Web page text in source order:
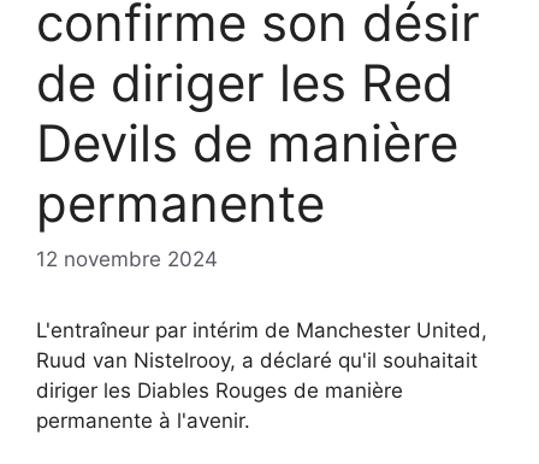
confirme son désir
de diriger les Red
Devils de manière
permanente
12 novembre 2024
L'entraîneur par intérim de Manchester United,
Ruud van Nistelrooy, a déclaré qu'il souhaitait
diriger les Diables Rouges de manière
permanente à l'avenir.